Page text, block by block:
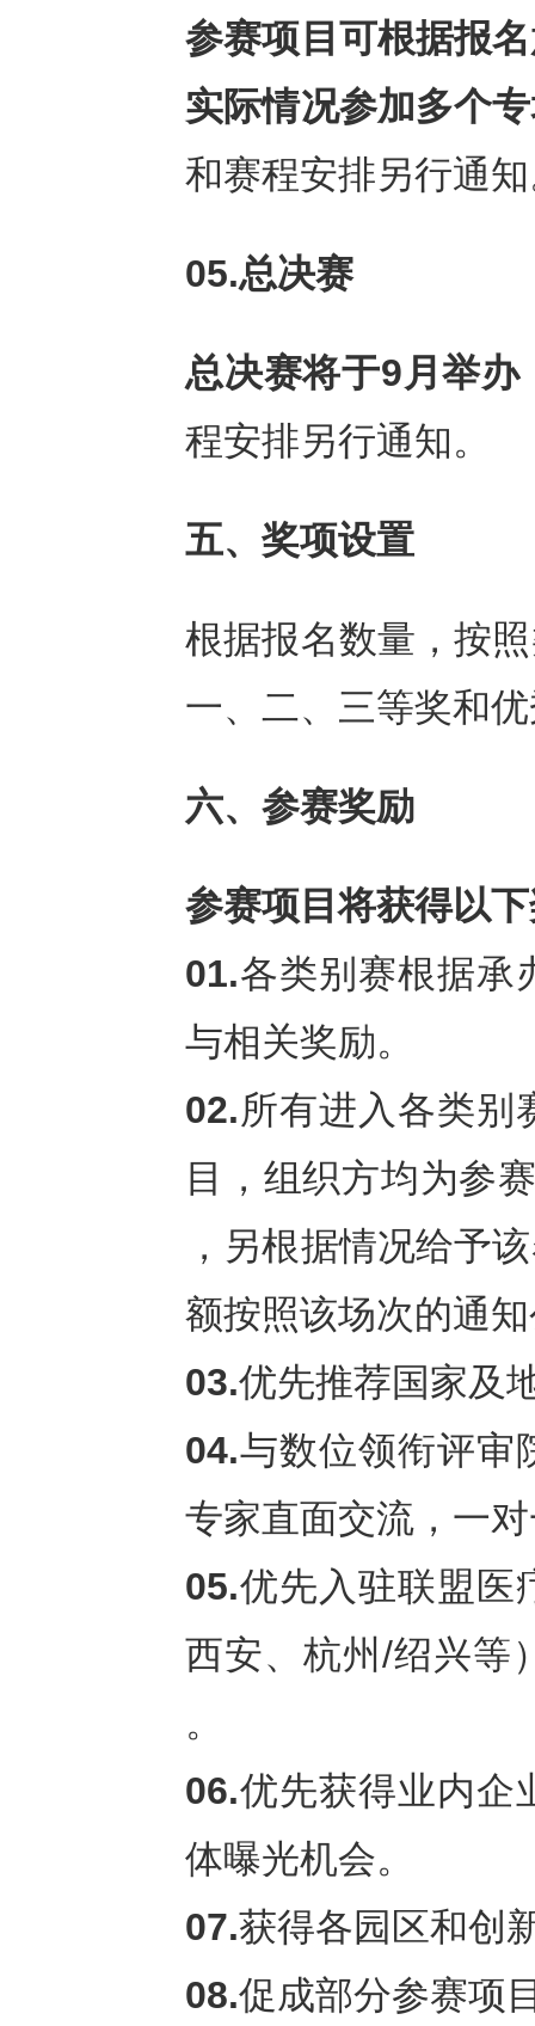
参赛项目可根据报
实际情况参加多个
和赛程安排另行通
05.总决赛
总决赛将于9月举办
程安排另行通知。
五、奖项设置
根据报名数量，按
一、二、三等奖和
六、参赛奖励
参赛项目将获得以
01.各类别赛根据承
与相关奖励。
02.所有进入各类别
目，组织方均为参
，另根据情况给予
额按照该场次的通
03.优先推荐国家及
04.与数位领衔评审
专家直面交流，一
05.优先入驻联盟医
西安、杭州/绍兴等
。
06.优先获得业内企
体曝光机会。
07.获得各园区和创
08.促成部分参赛项